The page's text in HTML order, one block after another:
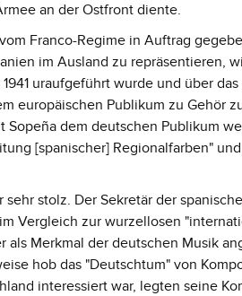
an der Ostfront diente.
Franco-Regime in Auftrag
im Ausland zu repräsentieren,
uraufgeführt wurde und über
europäischen Publikum zu Gehör
Sopeña dem deutschen Publikum
[spanischer] Regionalfarben"
stolz. Der Sekretär der
Vergleich zur wurzellosen
Merkmal der deutschen Musik
hob das "Deutschtum" von
interessiert war, legten seine